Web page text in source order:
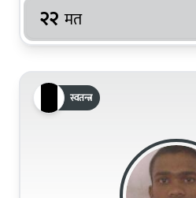
२२ मत
स्वतन्त्र